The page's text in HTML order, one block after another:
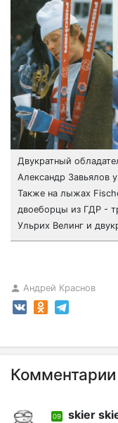
Двукратный
Александр Завьялов
Также на лыжах
двоеборцы из ГДР -
Ульрих Велинг и
Андрей Краснов
Комментарии
09 skier